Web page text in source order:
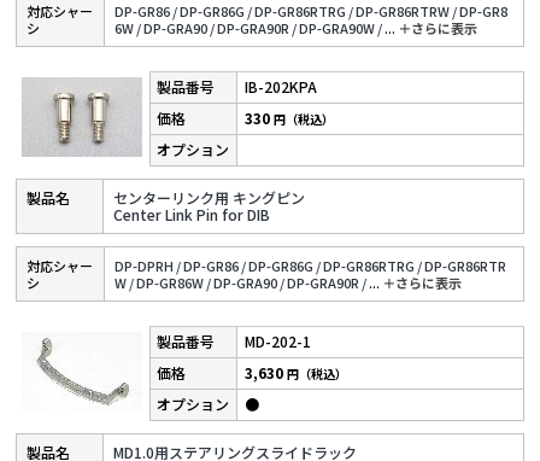
対応シャー
シ
DP-GR86 /DP-GR86G /DP-GR86RTRG /DP-GR86RTRW /DP-GR8
6W /DP-GRA90 /DP-GRA90R /DP-GRA90W /... ＋さらに表⽰
IB-202KPA
センターリンク用 キングピン
Center Link Pin for DIB
330円（税込）
対応シャー
シ
DP-DPRH /DP-GR86 /DP-GR86G /DP-GR86RTRG /DP-GR86RTR
W /DP-GR86W /DP-GRA90 /DP-GRA90R /... ＋さらに表⽰
MD-202-1
MD1.0用ステアリングスライドラック
3,630円（税込）
●